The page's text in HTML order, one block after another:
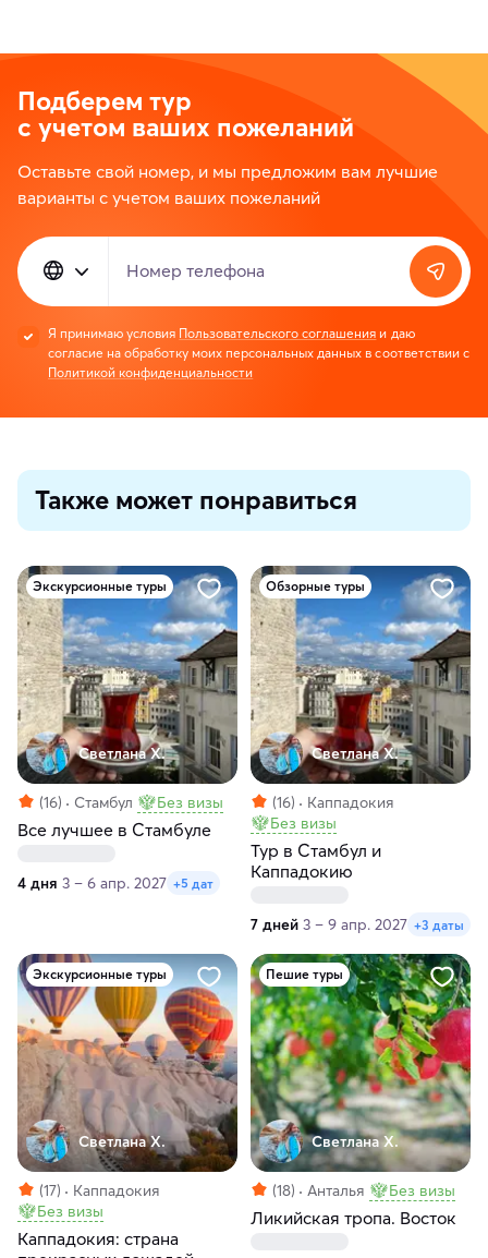
Подберем тур
с учетом ваших пожеланий
Оставьте свой номер, и мы предложим вам лучшие
варианты с учетом ваших пожеланий
Номер телефона
Я принимаю условия Пользовательского соглашения и даю
согласие на обработку моих персональных данных в соответствии с
Политикой конфиденциальности
Также может понравиться
Экскурсионные туры
Светлана Х.
(16) Стамбул Без визы
Все лучшее в Стамбуле
4 дня 3 – 6 апр. 2027 +5 дат
Обзорные туры
Светлана Х.
(16)
Каппадокия
Без визы
Тур в Стамбул и
Каппадокию
7 дней 3 – 9 апр. 2027 +3 даты
Экскурсионные туры
Светлана Х.
(17)
Каппадокия
Без визы
Каппадокия: страна
Пешие туры
Светлана Х.
(18) Анталья Без визы
Ликийская тропа. Восток